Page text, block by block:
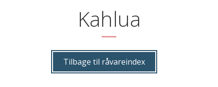
Kahlua
Tilbage til råvareindex